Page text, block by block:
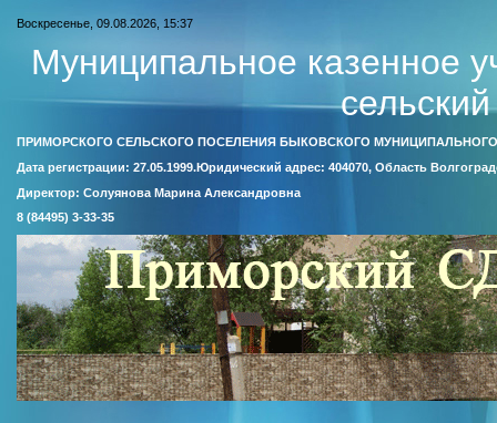
Воскресенье, 09.08.2026, 15:37
Муниципальное казенное
ПРИМОРСКОГО СЕЛЬСКОГО ПОСЕЛЕНИЯ БЫКОВСКОГО
Дата регистрации: 27.05.1999.Юридический адрес: 404070, Область
Директор: Солуянова Марина Александровна
8 (84495) 3-33-35